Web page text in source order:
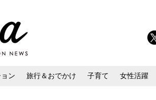
ン 旅行＆おでかけ 子育て 女性活躍